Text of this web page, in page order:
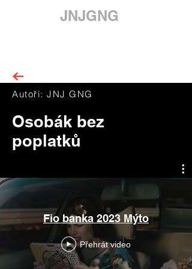
JNJGNG
Autoři: JNJ GNG
Osobák bez
poplatků
Fio banka 2023 Mýto
Přehrát video